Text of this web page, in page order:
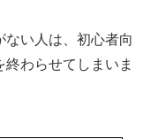
ない人は、初心者向
わらせてしまいま